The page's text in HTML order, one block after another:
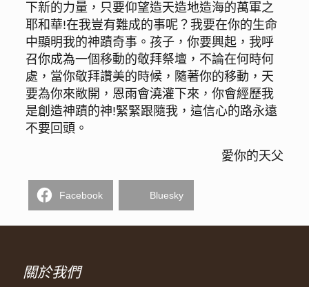
下新的力量，只要仰望造天造地造海的萬軍之
耶和華!在我豈有難成的事呢？我要在你的生命
中顯明我的神蹟奇事。孩子，你要興起，我呼
召你成為一個移動的敬拜祭壇，不論在何時何
處，當你敬拜讚美的時候，隨著你的移動，天
要為你來敞開，恩雨會澆灌下來，你會經歷我
是創造神蹟的神!緊緊跟隨我，這信心的路永遠
不要回頭。
愛你的天父
Facebook Bluesky
關於我們